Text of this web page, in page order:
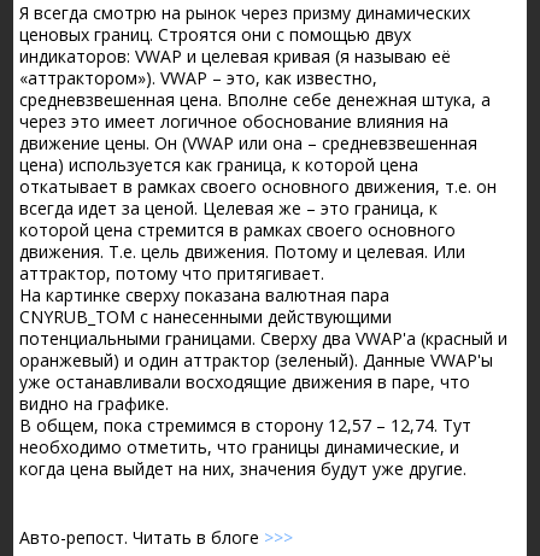
Я всегда смотрю на рынок через призму динамических
ценовых границ. Строятся они с помощью двух
индикаторов: VWAP и целевая кривая (я называю её
«аттрактором»). VWAP – это, как известно,
средневзвешенная цена. Вполне себе денежная штука, а
через это имеет логичное обоснование влияния на
движение цены. Он (VWAP или она – средневзвешенная
цена) используется как граница, к которой цена
откатывает в рамках своего основного движения, т.е. он
всегда идет за ценой. Целевая же – это граница, к
которой цена стремится в рамках своего основного
движения. Т.е. цель движения. Потому и целевая. Или
аттрактор, потому что притягивает.
На картинке сверху показана валютная пара
CNYRUB_TOM с нанесенными действующими
потенциальными границами. Сверху два VWAP'а (красный и
оранжевый) и один аттрактор (зеленый). Данные VWAP'ы
уже останавливали восходящие движения в паре, что
видно на графике.
В общем, пока стремимся в сторону 12,57 – 12,74. Тут
необходимо отметить, что границы динамические, и
когда цена выйдет на них, значения будут уже другие.
Авто-репост. Читать в блоге >>>